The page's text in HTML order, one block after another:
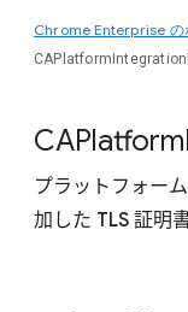
プラットフォー
非推奨ポリシ
Chrome Enterprise の
CAPlatform
プラットフォー
加した TLS 証明